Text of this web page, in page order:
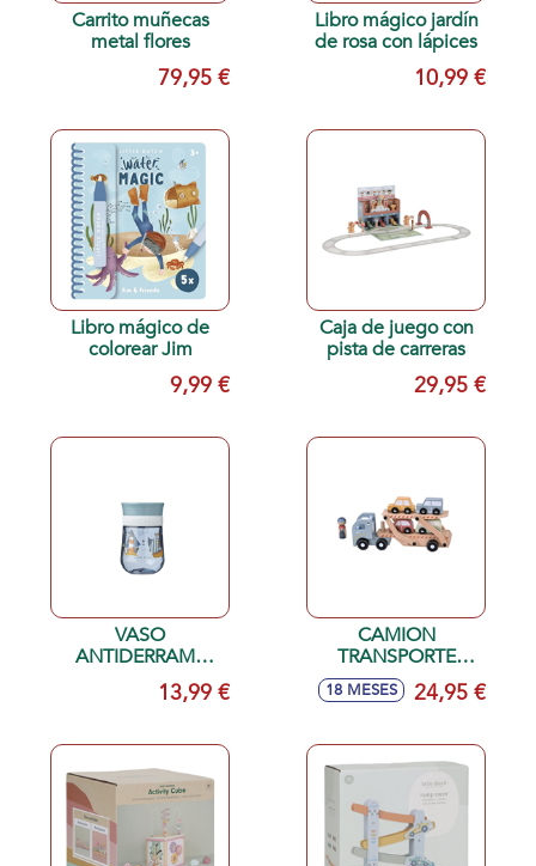
Carrito muñecas
metal flores
79,95 €
Libro mágico jardín
de rosa con lápices
10,99 €
Libro mágico de
colorear Jim
9,99 €
Caja de juego con
pista de carreras
29,95 €
VASO
ANTIDERRAME
360º MIO 300 ML
SAILOR13,99 €
CAMION
TRANSPORTE
COCHES MADERA
LITTLE DUTCH
18 MESES 24,95 €